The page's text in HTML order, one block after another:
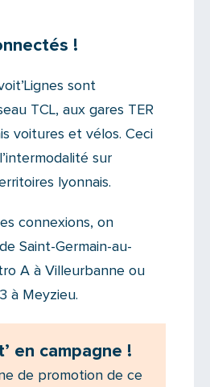
!
sont
TCL, aux gares TER
voitures et vélos. Ceci
sur
lyonnais.
connexions, on
Saint-Germain-au-
A à Villeurbanne ou
à Meyzieu.
en campagne !
de promotion de ce